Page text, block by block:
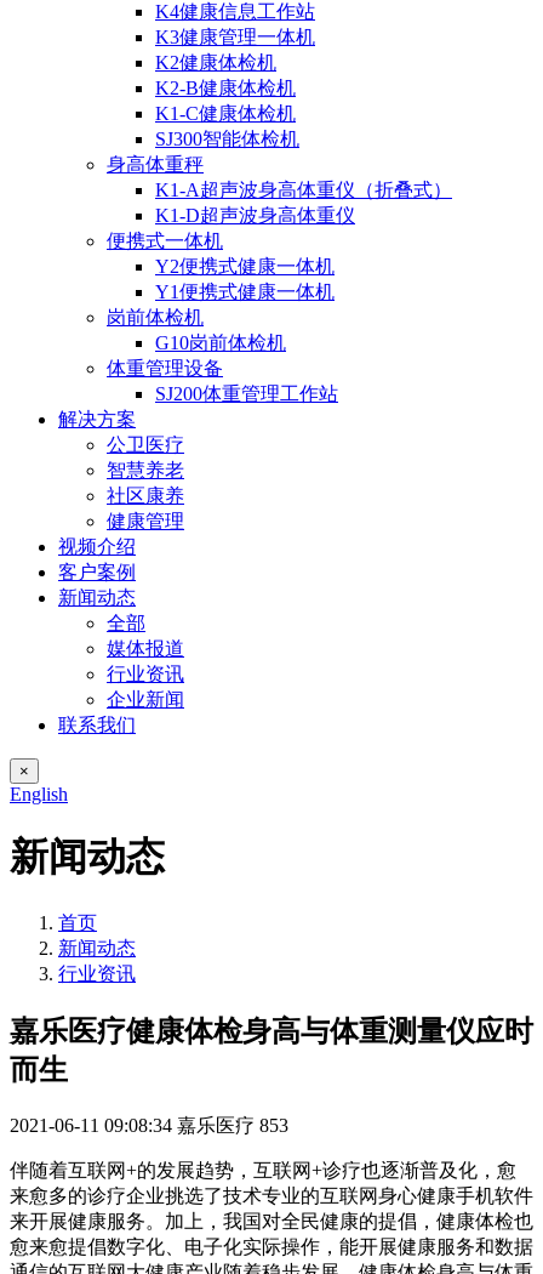
K4健康信息工作站
K3健康管理一体机
K2健康体检机
K2-B健康体检机
K1-C健康体检机
SJ300智能体检机
身高体重秤
K1-A超声波身高体重仪（折叠式）
K1-D超声波身高体重仪
便携式一体机
Y2便携式健康一体机
Y1便携式健康一体机
岗前体检机
G10岗前体检机
体重管理设备
SJ200体重管理工作站
解决方案
公卫医疗
智慧养老
社区康养
健康管理
视频介绍
客户案例
新闻动态
全部
媒体报道
行业资讯
企业新闻
联系我们
×
English
新闻动态
首页
新闻动态
行业资讯
嘉乐医疗健康体检身高与体重测量仪应时
而生
2021-06-11 09:08:34 嘉乐医疗 853
伴随着互联网+的发展趋势，互联网+诊疗也逐渐普及化，愈
来愈多的诊疗企业挑选了技术专业的互联网身心健康手机软件
来开展健康服务。加上，我国对全民健康的提倡，健康体检也
愈来愈提倡数字化、电子化实际操作，能开展健康服务和数据